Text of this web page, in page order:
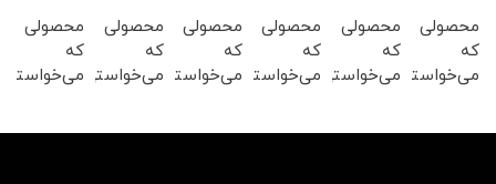
محصولی
که
می‌خواستی
محصولی
که
می‌خواستی
محصولی
که
می‌خواستی
محصولی
که
می‌خواستی
محصولی
که
می‌خواستی
محصولی
که
می‌خواستی